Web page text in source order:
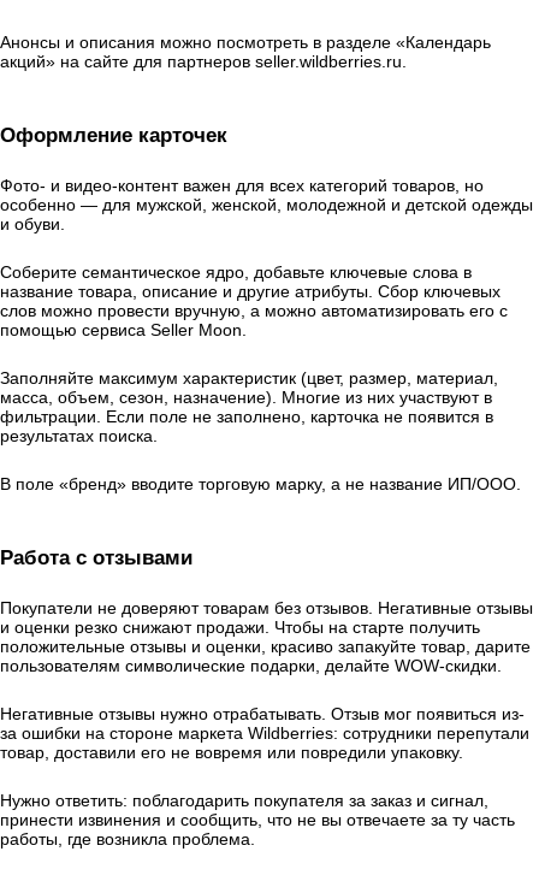
Анонсы и описания можно посмотреть в разделе «Календарь
акций» на сайте для партнеров seller.wildberries.ru.
Оформление карточек
Фото- и видео-контент важен для всех категорий товаров, но
особенно — для мужской, женской, молодежной и детской одежды
и обуви.
Соберите семантическое ядро, добавьте ключевые слова в
название товара, описание и другие атрибуты. Сбор ключевых
слов можно провести вручную, а можно автоматизировать его с
помощью сервиса Seller Moon.
Заполняйте максимум характеристик (цвет, размер, материал,
масса, объем, сезон, назначение). Многие из них участвуют в
фильтрации. Если поле не заполнено, карточка не появится в
результатах поиска.
В поле «бренд» вводите торговую марку, а не название ИП/ООО.
Работа с отзывами
Покупатели не доверяют товарам без отзывов. Негативные отзывы
и оценки резко снижают продажи. Чтобы на старте получить
положительные отзывы и оценки, красиво запакуйте товар, дарите
пользователям символические подарки, делайте WOW-скидки.
Негативные отзывы нужно отрабатывать. Отзыв мог появиться из-
за ошибки на стороне маркета Wildberries: сотрудники перепутали
товар, доставили его не вовремя или повредили упаковку.
Нужно ответить: поблагодарить покупателя за заказ и сигнал,
принести извинения и сообщить, что не вы отвечаете за ту часть
работы, где возникла проблема.